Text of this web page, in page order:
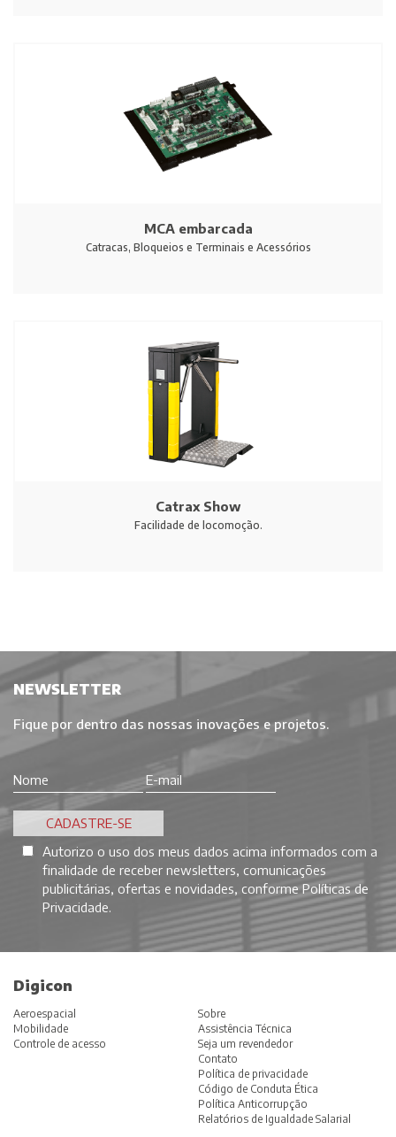
MCA embarcada
Catracas, Bloqueios e Terminais e Acessórios
Catrax Show
Facilidade de locomoção.
NEWSLETTER
Fique por dentro das nossas inovações e projetos.
Autorizo o uso dos meus dados acima informados com a
finalidade de receber newsletters, comunicações
publicitárias, ofertas e novidades, conformePolíticas de
Privacidade.
Digicon
Aeroespacial
Mobilidade
Controle de acesso
Sobre
Assistência Técnica
Seja um revendedor
Contato
Política de privacidade
Código de Conduta Ética
Política Anticorrupção
Relatórios de Igualdade Salarial